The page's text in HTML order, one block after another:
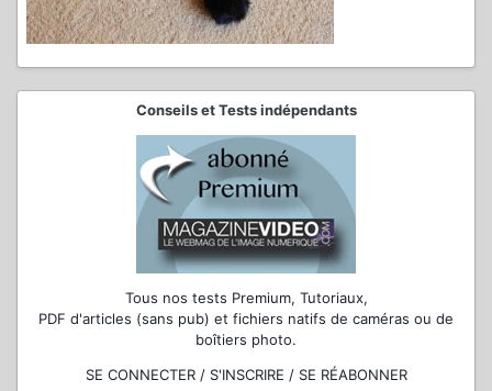
Conseils et Tests indépendants
Tous nos tests Premium, Tutoriaux,
PDF d'articles (sans pub) et fichiers natifs de caméras ou de
boîtiers photo.
SE CONNECTER / S'INSCRIRE / SE RÉABONNER